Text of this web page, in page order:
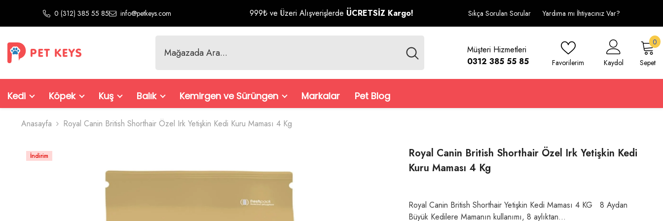
0 (312) 385 55 85 info@petkeys.com 999₺ ve Üzeri Alışverişlerde ÜCRETSİZ Kargo! Sıkça Sorulan Sorular Yardıma mı İhtiyacınız Var?
Müşteri Hizmetleri
0312 385 55 85
Favorilerim Kaydol Sepet
00
Kedi Köpek Kuş Balık Kemirgen ve Sürüngen Markalar Pet Blog
Anasayfa Royal Canin British Shorthair Özel Irk Yetişkin Kedi Kuru Maması 4 Kg
İndirim
Royal Canin British Shorthair Özel Irk Yetişkin Kedi
Kuru Maması 4 Kg
Royal Canin British Shorthair Yetişkin Kedi Maması 4 KG 8 Aydan
Büyük Kedilere Mamanın kullanımı, 8 aylıktan...